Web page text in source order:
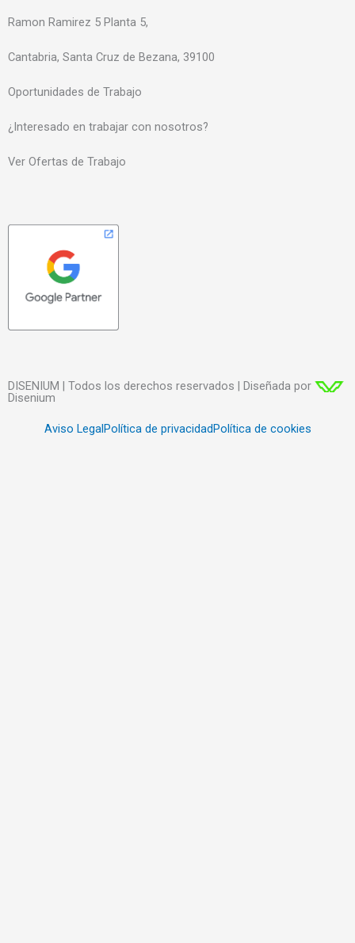
Ramon Ramirez 5 Planta 5,
Cantabria, Santa Cruz de Bezana, 39100
Oportunidades de Trabajo
¿Interesado en trabajar con nosotros?
Ver Ofertas de Trabajo
DISENIUM | Todos los derechos reservados | Diseñada por
Disenium
Aviso LegalPolítica de privacidadPolítica de cookies